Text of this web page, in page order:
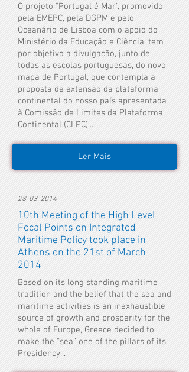
O projeto "Portugal é Mar", promovido
pela EMEPC, pela DGPM e pelo
Oceanário de Lisboa com o apoio do
Ministério da Educação e Ciência, tem
por objetivo a divulgação, junto de
todas as escolas portuguesas, do novo
mapa de Portugal, que contempla a
proposta de extensão da plataforma
continental do nosso país apresentada
à Comissão de Limites da Plataforma
Continental (CLPC)...
Ler Mais
28-03-2014
10th Meeting of the High Level
Focal Points on Integrated
Maritime Policy took place in
Athens on the 21st of March
2014
Based on its long standing maritime
tradition and the belief that the sea and
maritime activities is an inexhaustible
source of growth and prosperity for the
whole of Europe, Greece decided to
make the “sea” one of the pillars of its
Presidency...